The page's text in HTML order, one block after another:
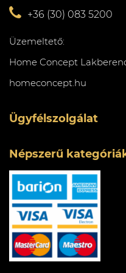
+36 (30) 083 5200
Üzemeltető:
Home Concept
homeconcept.hu
Ügyfélszolgálat
Népszerű